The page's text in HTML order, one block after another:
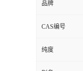
品牌
CAS编号
纯度